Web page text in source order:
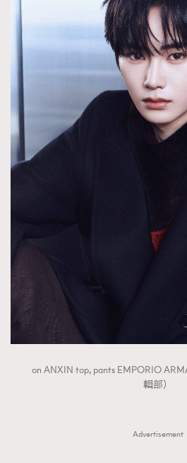
on ANXIN top, pants EMPORIO
輯部）
Advertisement